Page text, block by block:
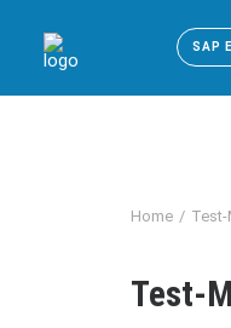
SAP
Home
Test-